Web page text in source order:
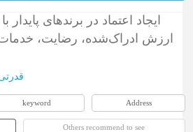
ایجاد اعتماد در برندهای پایدار
ارزش ادراک‌شده، رضایت،
keyword Address
Others recommend to see